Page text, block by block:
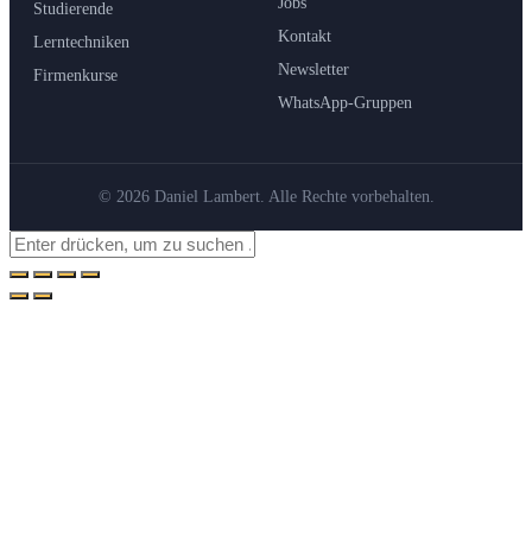
Studierende
Lerntechniken
Firmenkurse
Kontakt
Newsletter
WhatsApp-Gruppen
© 2026 Daniel Lambert. Alle Rechte vorbehalten.